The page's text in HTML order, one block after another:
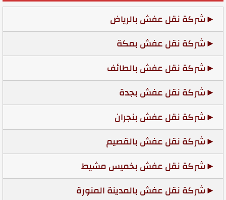
شركة نقل عفش بالرياض
شركة نقل عفش بمكة
شركة نقل عفش بالطائف
شركة نقل عفش بجدة
شركة نقل عفش بنجران
شركة نقل عفش بالقصيم
شركة نقل عفش بخميس مشيط
شركة نقل عفش بالمدينة المنورة